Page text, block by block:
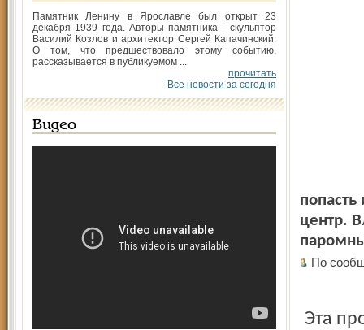
Памятник Ленину в Ярославле был открыт 23
декабря 1939 года. Авторы памятника - скульптор
Василий Козлов и архитектор Сергей Капачинский.
О том, что предшествовало этому событию,
рассказывается в публикуемом ...
прочитать
Все новости за сегодня
Видео
центр.
По
Эта